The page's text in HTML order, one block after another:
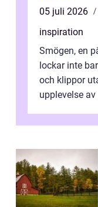
05 juli 2026
inspiration
Smögen, en
lockar inte
och klippor
upplevelse